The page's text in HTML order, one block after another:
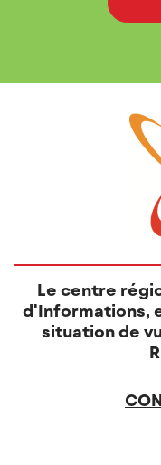
Le centre
d'Informations,
situation de